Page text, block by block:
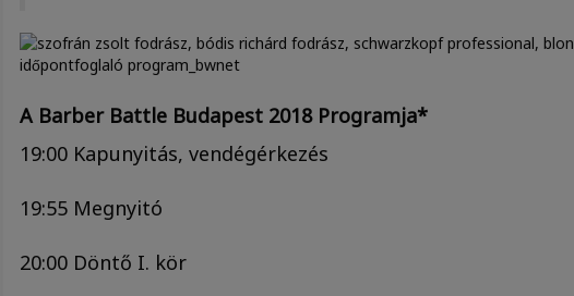
A Barber Battle Budapest 2018 Programja*
19:00 Kapunyitás, vendégérkezés
19:55 Megnyitó
20:00 Döntő I. kör